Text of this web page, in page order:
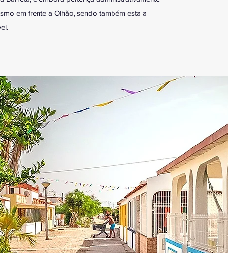
em frente a Olhão, sendo também esta a